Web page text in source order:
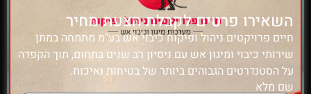
השאירו פרטים לקבלת הצעת מחיר
חיים פרויקטים ניהול ופיקוח כיבוי אש בע"מ מתמחה במתן
שירותי כיבוי ומיגון אש עם ניסיון רב שנים בתחום, תוך הקפדה
על הסטנדרטים הגבוהים ביותר של בטיחות ואיכות.
שם מלא